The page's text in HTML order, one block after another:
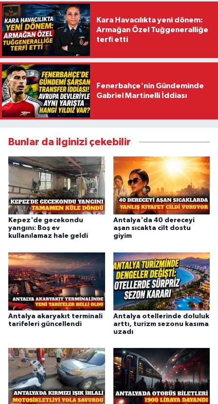
Kara Havacılıkta yeni dönem:
Armağan Özel Tuğgeneralliğe
terfi etti
Fenerbahçe'nin Gündeminde
Gabriel Martinelli İddiası
Bunlar da ilginizi çekebilir
Kepez'de gecekondu
yangını: Boş ev
kullanılamaz hale geldi
Antalya'da 40 dereceyi
aşan sıcakta cilt dostu
giyim
Antalya akaryakıt terminali
tarifeleri güncellendi
Antalya otellerinde doluluk
arttı, turizm sezonu kasıma
uzadı